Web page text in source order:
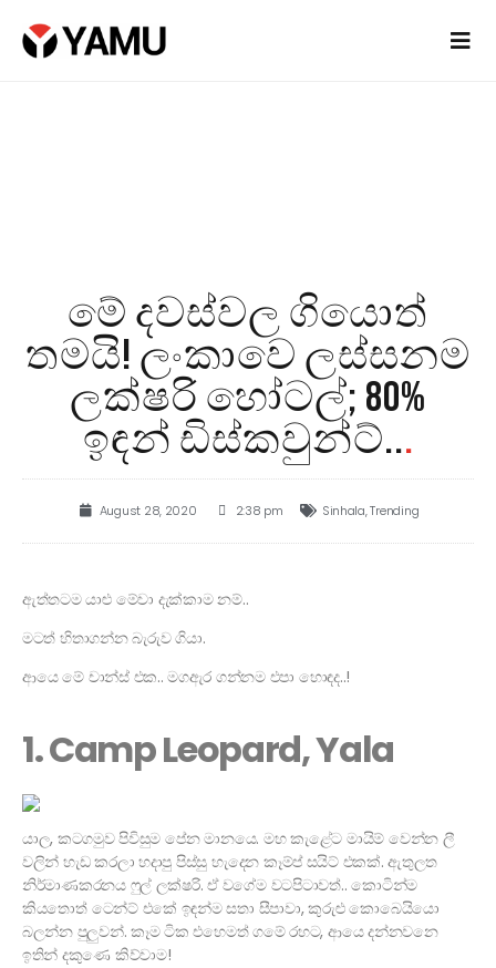
මේ දවස්වල ගියොත්
තමයි! ලංකාවෙ ලස්සනම
ලක්ෂරි හෝටල්; 80%
ඉඳන් ඩිස්කවුන්ට්...
August 28, 2020 2:38 pm Sinhala,Trending
ඇත්තටම යාළු මේවා දැක්කාම නම්..
මටත් හිතාගන්න බැරුව ගියා.
ආයෙ මේ චාන්ස් එක.. මගඇර ගන්නම එපා හොඳද..!
1. Camp Leopard, Yala
යාල, කටගමුව පිවිසුම පේන මානයෙ. මහ කැළේට මායිම් වෙන්න ලී
වලින් හැඩ කරලා හදාපු පිස්සු හැදෙන කෑම්ප් සයිට් එකක්. ඇතුලත
නිර්මාණකරනය ෆුල් ලක්ෂරි. ඒ වගේම වටපිටාවත්.. කොටින්ම
කියතොත් ටෙන්ට් එකේ ඉඳන්ම සතා සීපාවා, කුරුළු කොබෙයියො
බලන්න පුලුවන්. කෑම ටික එහෙමත් ගමේ රහට, ආයෙ දන්නවනෙ
ඉතින් දකුණෙ කිව්වාම!